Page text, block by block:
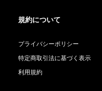
規約について
プライバシーポリシー
特定商取引法に基づく表示
利用規約